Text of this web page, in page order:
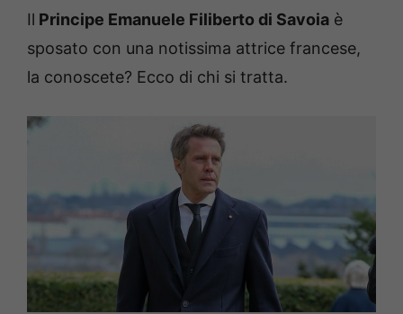
Il Principe Emanuele Filiberto di Savoia è
sposato con una notissima attrice francese,
la conoscete? Ecco di chi si tratta.